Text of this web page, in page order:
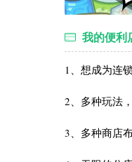
我的便利
1、想成为连
2、多种玩法
3、多种商店